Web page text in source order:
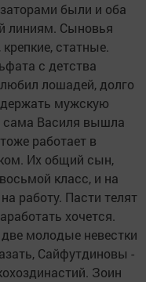
были и оба
линиям. Сыновья
статные.
с детства
любил лошадей, долго
мужскую
сама Василя вышла
работает в
Их общий сын,
класс, и на
работу. Пасти телят
хочется.
молодые невестки
Сайфутдиновы -
Зоин